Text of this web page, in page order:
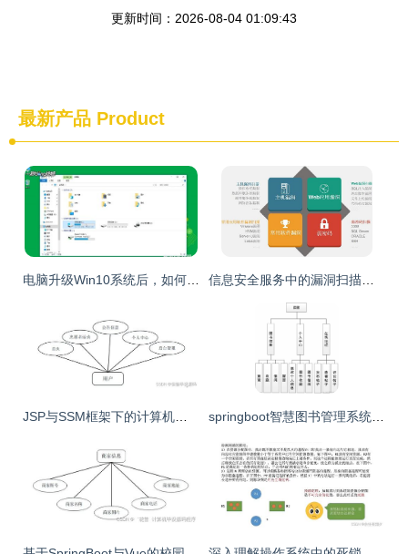
更新时间：2026-08-04 01:09:43
最新产品 Product